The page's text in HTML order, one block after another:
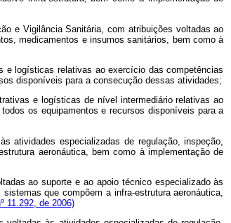
e Vigilância Sanitária, com atribuições voltadas ao
medicamentos e insumos sanitários, bem como à
e logísticas relativas ao exercício das competências
disponíveis para a consecução dessas atividades;
e logísticas de nível intermediário relativas ao
os equipamentos e recursos disponíveis para a
atividades especializadas de regulação, inspeção,
aeronáutica, bem como à implementação de
ao suporte e ao apoio técnico especializado às
que compõem a infra-estrutura aeronáutica,
11.292, de 2006)